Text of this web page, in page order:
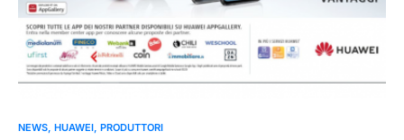
NEWS HUAWEI PRODUTTORI